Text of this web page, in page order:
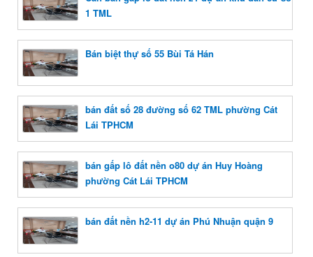
1 TML
Bán biệt thự số 55 Bùi Tá Hán
bán đất số 28 đường số 62 TML phường Cát
Lái TPHCM
bán gấp lô đất nền o80 dự án Huy Hoàng
phường Cát Lái TPHCM
bán đất nền h2-11 dự án Phú Nhuận quận 9